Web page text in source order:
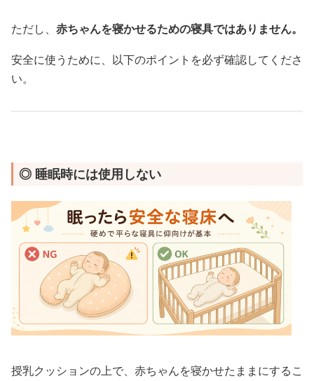
ただし、 赤ちゃんを寝かせるための寝具ではありません。
安全に使うために、以下のポイントを必ず確認してくださ
い。
◎ 睡眠時には使用しない
授乳クッションの上で、赤ちゃんを寝かせたままにするこ